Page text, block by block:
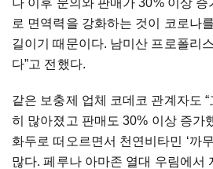
나 이후 문의와 판매가 30% 이상 증
로 면역력을 강화하는 것이 코로나
길이기 때문이다. 남미산 프로폴리
다”고 전했다.
같은 보충제 업체 코데코 관계자도
히 많아졌고 판매도 30% 이상 증가
화두로 떠오르면서 천연비타민 ‘까
많다. 페루나 아마존 열대 우림에서